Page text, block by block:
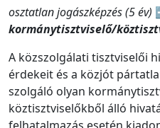
osztatlan jogászképzés (5 év)
kormánytisztviselő/
A közszolgálati tisztviselői
érdekeit és a közjót
szolgáló olyan
köztisztviselőkből álló